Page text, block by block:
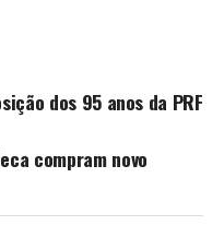
dos 95 anos da PRF
compram novo